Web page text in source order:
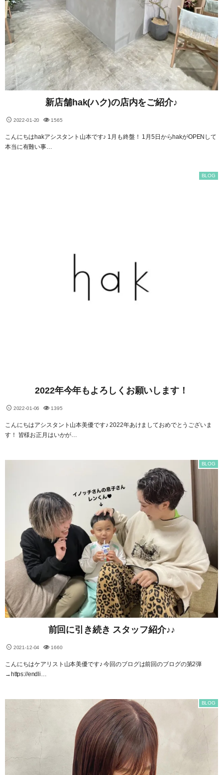
新店舗hak(ハク)の店内をご紹介♪
2022-01-20 1565
こんにちはhakアシスタント山本です♪ 1月も終盤！ 1月5日からhakがOPENして
本当に有難い事…
2022年今年もよろしくお願いします！
2022-01-06
BLOG
1395
こんにちはアシスタント山本美優です♪ 2022年あけましておめでとうございま
す！ 皆様お正月はいかが…
前回に引き続き スタッフ紹介♪♪
2021-12-04
BLOG
1660
こんにちはケアリスト山本美優です♪ 今回のブログは前回のブログの第2弾
→https://endli…
BLOG